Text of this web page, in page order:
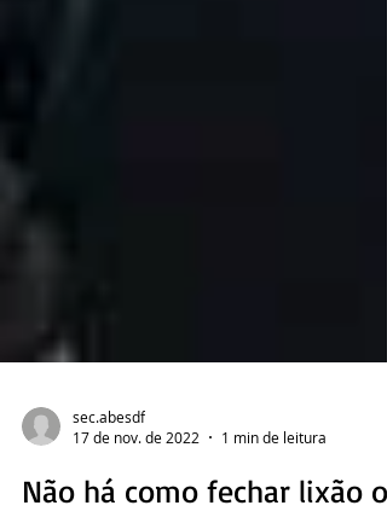
17 de nov. de 2022
1 min de leitura